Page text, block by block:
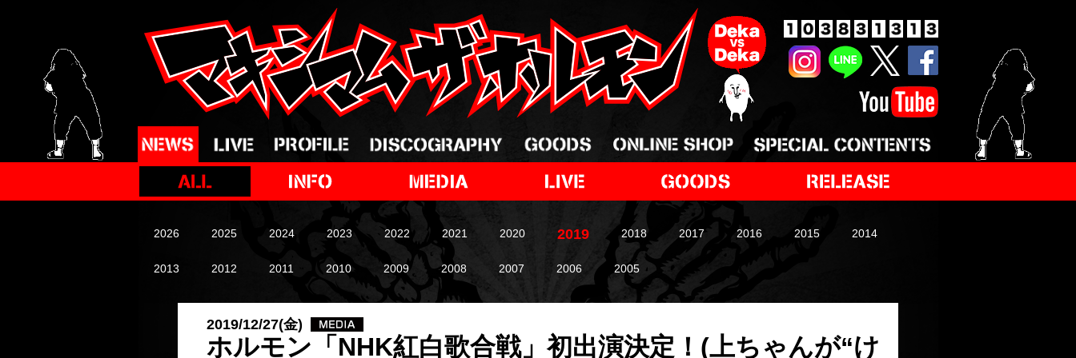
2026 2025 2024 2023 2022 2021 2020 2019 2018 2017 2016 2015 2014
2013 2012 2011 2010 2009 2008 2007 2006 2005
2019/12/27(金)
ホルモン「NHK紅白歌合戦」初出演決定！(上ちゃんが“け